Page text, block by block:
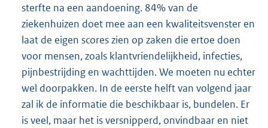
sterfte na een aandoening. 84% van de
ziekenhuizen doet mee aan een kwaliteitsvenster en
laat de eigen scores zien op zaken die ertoe doen
voor mensen, zoals klantvriendelijkheid, infecties,
pijnbestrijding en wachttijden. We moeten nu echter
wel doorpakken. In de eerste helft van volgend jaar
zal ik de informatie die beschikbaar is, bundelen. Er
is veel, maar het is versnipperd, onvindbaar en niet